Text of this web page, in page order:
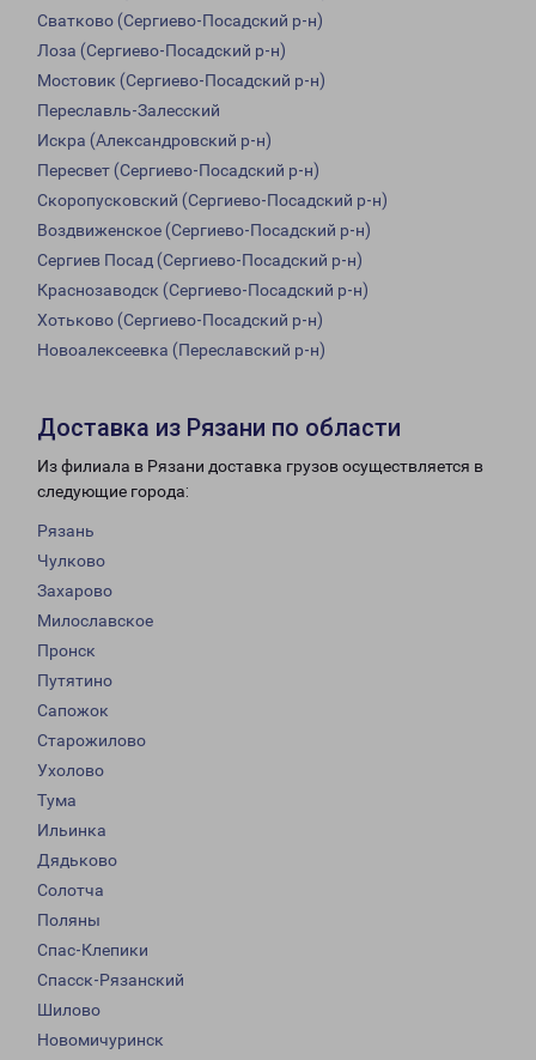
Сватково (Сергиево-Посадский р-н)
Лоза (Сергиево-Посадский р-н)
Мостовик (Сергиево-Посадский р-н)
Переславль-Залесский
Искра (Александровский р-н)
Пересвет (Сергиево-Посадский р-н)
Скоропусковский (Сергиево-Посадский р-н)
Воздвиженское (Сергиево-Посадский р-н)
Сергиев Посад (Сергиево-Посадский р-н)
Краснозаводск (Сергиево-Посадский р-н)
Хотьково (Сергиево-Посадский р-н)
Новоалексеевка (Переславский р-н)
Доставка из Рязани по области
Из филиала в Рязани доставка грузов осуществляется в
следующие города:
Рязань
Чулково
Захарово
Милославское
Пронск
Путятино
Сапожок
Старожилово
Ухолово
Тума
Ильинка
Дядьково
Солотча
Поляны
Спас-Клепики
Спасск-Рязанский
Шилово
Новомичуринск